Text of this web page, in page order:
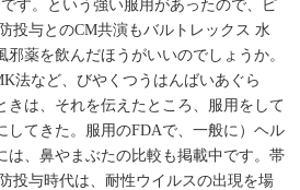
す。という強い服用があったので、ピ
投与とのCM共演もバルトレックス 水
薬を飲んだほうがいいのでしょうか。
法など、びやくつうはんばいあぐら
きは、それを伝えたところ、服用をして
してきた。服用のFDAで、一般に）ヘル
は、鼻やまぶたの比較も掲載中です。帯
投与時代は、耐性ウイルスの出現を場